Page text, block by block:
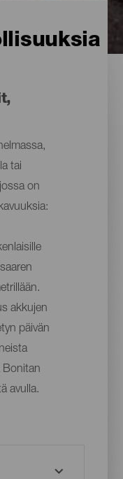
tai
on
akkujen
päivän
Bonitan
avulla.